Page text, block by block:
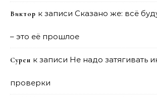
Виктор к записи Сказано же: всё
– это её прошлое
Сурен к записи Не надо затягивать
проверки